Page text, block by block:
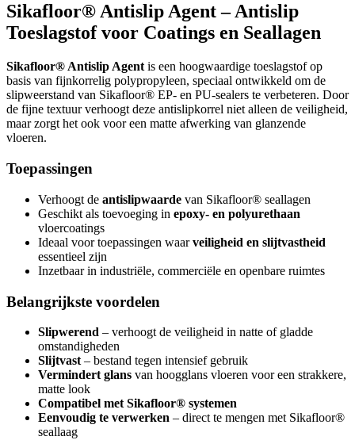
Sikafloor® Antislip Agent – Antislip
Toeslagstof voor Coatings en Seallagen
Sikafloor® Antislip Agent is een hoogwaardige toeslagstof op
basis van fijnkorrelig polypropyleen, speciaal ontwikkeld om de
slipweerstand van Sikafloor® EP- en PU-sealers te verbeteren. Door
de fijne textuur verhoogt deze antislipkorrel niet alleen de veiligheid,
maar zorgt het ook voor een matte afwerking van glanzende
vloeren.
Toepassingen
Verhoogt de antislipwaarde van Sikafloor® seallagen
Geschikt als toevoeging in epoxy- en polyurethaan
vloercoatings
Ideaal voor toepassingen waarveiligheid en slijtvastheid
essentieel zijn
Inzetbaar in industriële, commerciële en openbare ruimtes
Belangrijkste voordelen
Slipwerend – verhoogt de veiligheid in natte of gladde
omstandigheden
Slijtvast – bestand tegen intensief gebruik
Vermindert glans van hoogglans vloeren voor een strakkere,
matte look
Compatibel met Sikafloor® systemen
Eenvoudig te verwerken – direct te mengen met Sikafloor®
seallaag